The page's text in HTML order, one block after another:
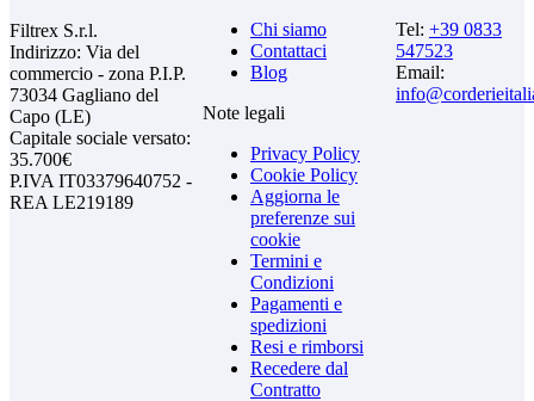
Filtrex S.r.l.
Indirizzo: Via del
commercio - zona P.I.P.
73034 Gagliano del
Capo (LE)
Capitale sociale versato:
35.700€
P.IVA IT03379640752 -
REA LE219189
Chi siamo
Contattaci
Blog
Note legali
Privacy Policy
Cookie Policy
Aggiorna le
preferenze sui
cookie
Termini e
Condizioni
Pagamenti e
spedizioni
Resi e rimborsi
Recedere dal
Contratto
Tel: +39 0833
547523
Email: